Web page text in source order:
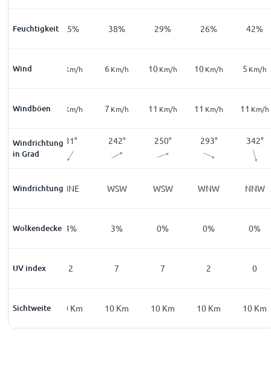
Feuchtigkeit
68% 55% 38% 29% 26% 42%
Wind
8Km/h Km/h 6 Km/h 10Km/h 10Km/h 5 Km/h
Windböen
17Km/h Km/h 7 Km/h 11 Km/h 11 Km/h 11 Km/h
Windrichtung
in Grad
5° 31° 242° 250° 293° 342°
Windrichtung
N NNE WSW WSW WNW NNW
Wolkendecke
6% 4% 3% 0% 0% 0%
UV index
0 2 7 7 2 0
Sichtweite
10Km 10 Km 10 Km 10 Km 10 Km 10 Km